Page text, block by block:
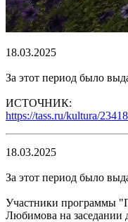
18.03.2025
За этот период было
ИСТОЧНИК:
https://tass.ru/kultura/
18.03.2025
За этот период было
Участники программы
Любимова на заседании